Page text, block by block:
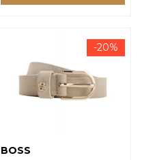
-20%
BOSS